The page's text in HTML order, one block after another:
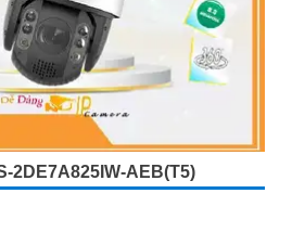
2DE7A825IW-AEB(T5)